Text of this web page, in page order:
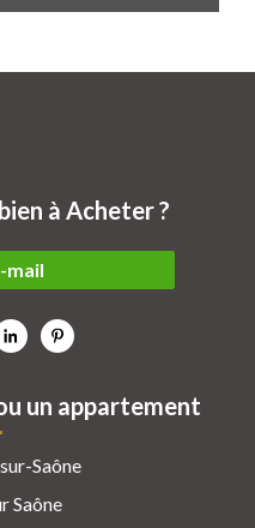
un appartement
Saône
Saône
à Acheter ?
mail